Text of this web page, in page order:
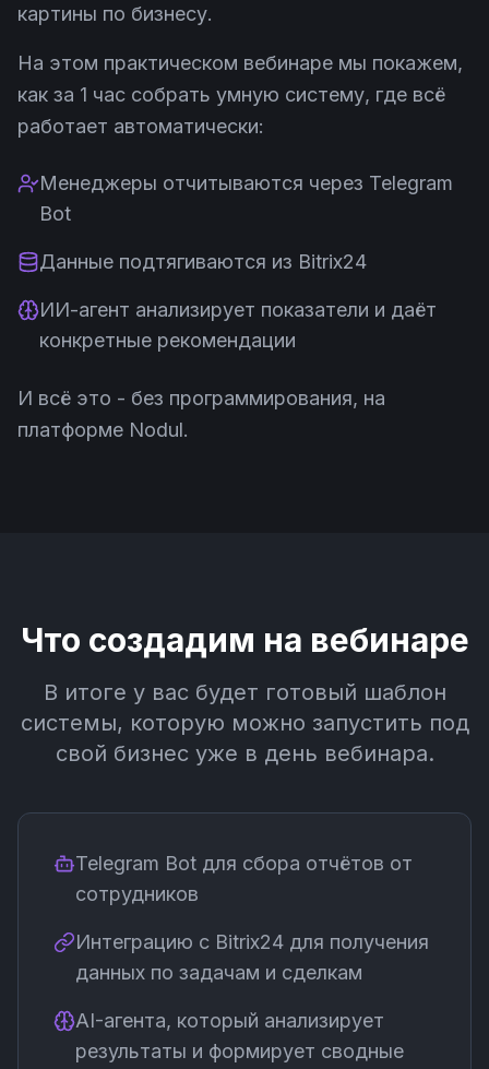
картины по бизнесу.
На этом практическом вебинаре мы покажем,
как за 1 час собрать умную систему, где всё
работает автоматически:
Менеджеры отчитываются через Telegram
Bot
Данные подтягиваются из Bitrix24
ИИ-агент анализирует показатели и даёт
конкретные рекомендации
И всё это - без программирования, на
платформе Nodul.
Что создадим на вебинаре
В итоге у вас будет готовый шаблон
системы, которую можно запустить под
свой бизнес уже в день вебинара.
Telegram Bot для сбора отчётов от
сотрудников
Интеграцию с Bitrix24 для получения
данных по задачам и сделкам
AI-агента, который анализирует
результаты и формирует сводные